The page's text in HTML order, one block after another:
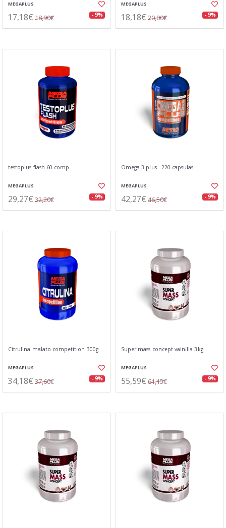
MEGAPLUS
17,18€ 18,90€ - 9%
MEGAPLUS
18,18€ 20,00€ - 9%
testoplus flash 60 comp.
MEGAPLUS
29,27€ 32,20€ - 9%
Omega-3 plus - 220 capsulas
MEGAPLUS
42,27€ 46,50€ - 9%
Citrulina malato competition 300g
MEGAPLUS
34,18€ 37,60€ - 9%
Super mass concept vainilla 3kg
MEGAPLUS
55,59€ 61,15€ - 9%